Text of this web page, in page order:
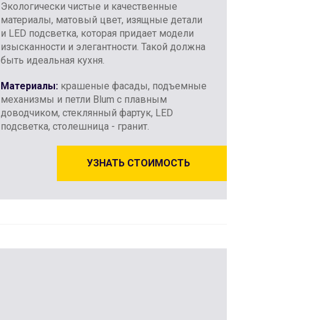
Экологически чистые и качественные
материалы, матовый цвет, изящные детали
и LED подсветка, которая придает модели
изысканности и элегантности. Такой должна
быть идеальная кухня.
Материалы: крашеные фасады, подъемные
механизмы и петли Blum с плавным
доводчиком, стеклянный фартук, LED
подсветка, столешница - гранит.
УЗНАТЬ СТОИМОСТЬ